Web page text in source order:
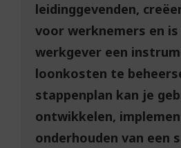
leidinggevenden,
voor werknemers en
werkgever een
loonkosten te
stappenplan kan je
ontwikkelen,
onderhouden van een